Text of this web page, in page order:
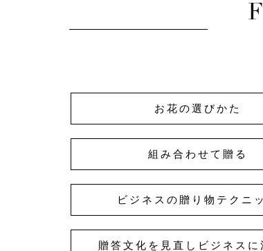
お花の選びかた
組み合わせて贈る
ビジネスの贈り物テクニ
贈答文化を見直しビジネスに